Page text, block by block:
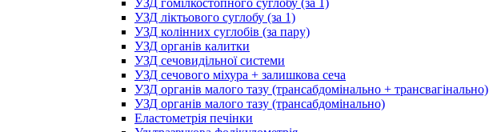
УЗД гомілкостопного суглобу (за 1)
УЗД ліктьового суглобу (за 1)
УЗД колінних суглобів (за пару)
УЗД органів калитки
УЗД сечовидільної системи
УЗД сечового міхура + залишкова сеча
УЗД органів малого тазу (трансабдомінально + трансвагінально)
УЗД органів малого тазу (трансабдомінально)
Еластометрія печінки